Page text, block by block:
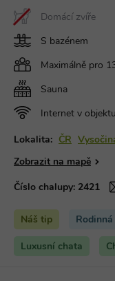
Domácí zvíře
S bazénem
Maximálně pro
Sauna
Internet v
Lokalita: ČR
Zobrazit na mapě
Číslo chalupy: 2421
Náš tip Rodinná
Luxusní chata